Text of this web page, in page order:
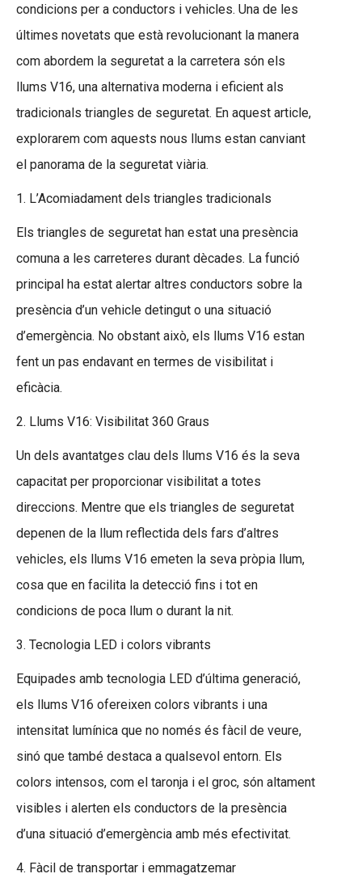
condicions per a conductors i vehicles. Una de les
últimes novetats que està revolucionant la manera
com abordem la seguretat a la carretera són els
llums V16, una alternativa moderna i eficient als
tradicionals triangles de seguretat. En aquest article,
explorarem com aquests nous llums estan canviant
el panorama de la seguretat viària.
1. L’Acomiadament dels triangles tradicionals
Els triangles de seguretat han estat una presència
comuna a les carreteres durant dècades. La funció
principal ha estat alertar altres conductors sobre la
presència d’un vehicle detingut o una situació
d’emergència. No obstant això, els llums V16 estan
fent un pas endavant en termes de visibilitat i
eficàcia.
2. Llums V16: Visibilitat 360 Graus
Un dels avantatges clau dels llums V16 és la seva
capacitat per proporcionar visibilitat a totes
direccions. Mentre que els triangles de seguretat
depenen de la llum reflectida dels fars d’altres
vehicles, els llums V16 emeten la seva pròpia llum,
cosa que en facilita la detecció fins i tot en
condicions de poca llum o durant la nit.
3. Tecnologia LED i colors vibrants
Equipades amb tecnologia LED d’última generació,
els llums V16 ofereixen colors vibrants i una
intensitat lumínica que no només és fàcil de veure,
sinó que també destaca a qualsevol entorn. Els
colors intensos, com el taronja i el groc, són altament
visibles i alerten els conductors de la presència
d’una situació d’emergència amb més efectivitat.
4. Fàcil de transportar i emmagatzemar